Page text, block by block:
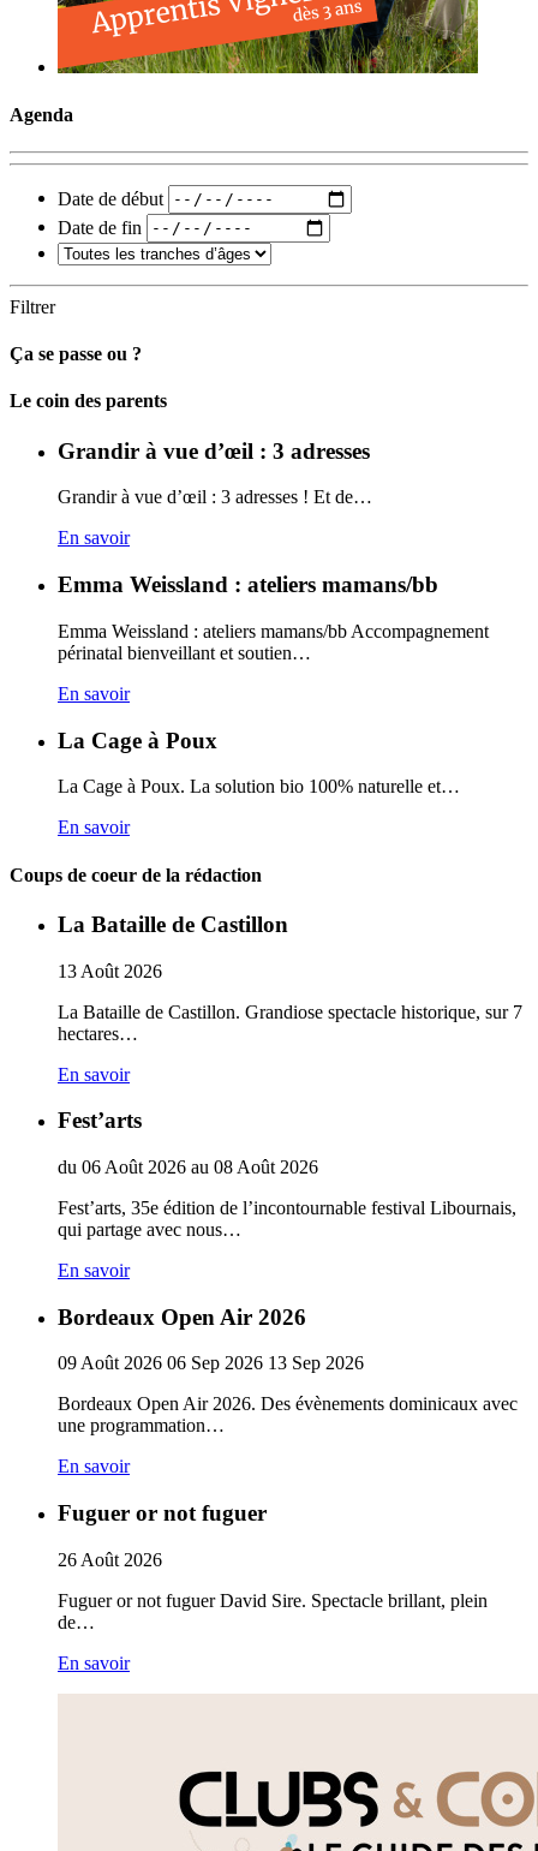
Agenda
Date de début
Date de fin
Filtrer
Ça se passe ou ?
Carto
Le coin des parents
Grandir à vue d’œil : 3 adresses
Grandir à vue d’œil : 3 adresses ! Et de…
En savoir
Emma Weissland : ateliers mamans/bb
Emma Weissland : ateliers mamans/bb Accompagnement
périnatal bienveillant et soutien…
En savoir
La Cage à Poux
La Cage à Poux. La solution bio 100% naturelle et…
En savoir
Coups de coeur de la rédaction
La Bataille de Castillon
13 Août 2026
La Bataille de Castillon. Grandiose spectacle historique, sur 7
hectares…
En savoir
Fest’arts
du 06 Août 2026 au 08 Août 2026
Fest’arts, 35e édition de l’incontournable festival Libournais,
qui partage avec nous…
En savoir
Bordeaux Open Air 2026
09 Août 2026 06 Sep 2026 13 Sep 2026
Bordeaux Open Air 2026. Des évènements dominicaux avec
une programmation…
En savoir
Fuguer or not fuguer
26 Août 2026
Fuguer or not fuguer David Sire. Spectacle brillant, plein
de…
En savoir